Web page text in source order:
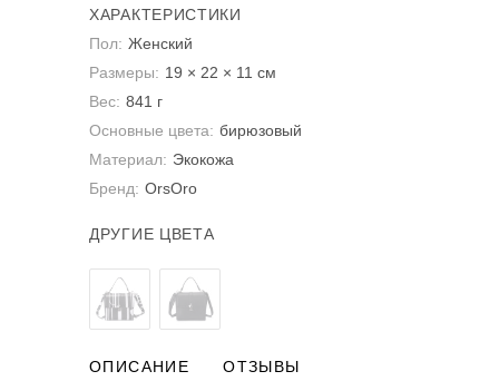
ХАРАКТЕРИСТИКИ
Пол: Женский
Размеры: 19 × 22 × 11 см
Вес: 841 г
Основные цвета: бирюзовый
Материал: Экокожа
Бренд: OrsOro
ДРУГИЕ ЦВЕТА
ОПИСАНИЕ ОТЗЫВЫ